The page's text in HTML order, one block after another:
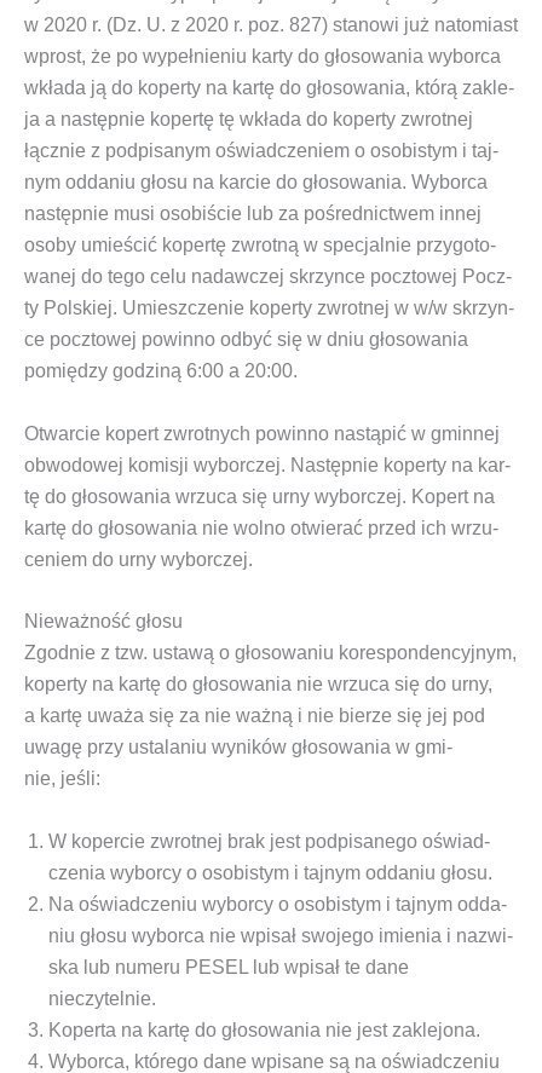
w 2020 r. (Dz. U. z 2020 r. poz. 827) sta­no­wi już nato­miast
wprost, że po wypeł­nie­niu kar­ty do gło­so­wa­nia wybor­ca
wkła­da ją do koper­ty na kar­tę do gło­so­wa­nia, któ­rą zakle­
ja a następ­nie koper­tę tę wkła­da do koper­ty zwrot­nej
łącz­nie z pod­pi­sa­nym oświad­cze­niem o oso­bi­stym i taj­
nym odda­niu gło­su na kar­cie do gło­so­wa­nia. Wybor­ca
następ­nie musi oso­bi­ście lub za pośred­nic­twem innej
oso­by umie­ścić koper­tę zwrot­ną w spe­cjal­nie przy­go­to­
wa­nej do tego celu nadaw­czej skrzyn­ce pocz­to­wej Pocz­
ty Pol­skiej. Umiesz­cze­nie koper­ty zwrot­nej w w/w skrzyn­
ce pocz­to­wej powin­no odbyć się w dniu gło­so­wa­nia
pomię­dzy godzi­ną 6:00 a 20:00.
Otwar­cie kopert zwrot­nych powin­no nastą­pić w gmin­nej
obwo­do­wej komi­sji wybor­czej. Następ­nie koper­ty na kar­
tę do gło­so­wa­nia wrzu­ca się urny wybor­czej. Kopert na
kar­tę do gło­so­wa­nia nie wol­no otwie­rać przed ich wrzu­
ce­niem do urny wyborczej.
Nieważność głosu
Zgod­nie z tzw. usta­wą o gło­so­wa­niu kore­spon­den­cyj­nym,
koper­ty na kar­tę do gło­so­wa­nia nie wrzu­ca się do urny,
a kar­tę uwa­ża się za nie waż­ną i nie bie­rze się jej pod
uwa­gę przy usta­la­niu wyni­ków gło­so­wa­nia w gmi­
nie, jeśli:
W koper­cie zwrot­nej brak jest pod­pi­sa­ne­go oświad­
cze­nia wybor­cy o oso­bi­stym i taj­nym odda­niu głosu.
Na oświad­cze­niu wybor­cy o oso­bi­stym i taj­nym odda­
niu gło­su wybor­ca nie wpi­sał swo­je­go imie­nia i nazwi­
ska lub nume­ru PESEL lub wpi­sał te dane
nieczytelnie.
Koper­ta na kar­tę do gło­so­wa­nia nie jest zaklejona.
Wybor­ca, któ­re­go dane wpi­sa­ne są na oświad­cze­niu